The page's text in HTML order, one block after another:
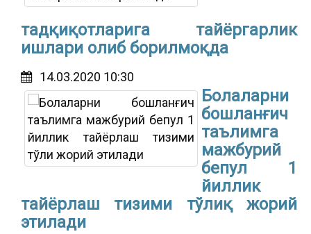
тадқиқотларига тайёргарлик
ишлари олиб борилмоқда
14.03.2020 10:30
Болаларни
бошланғич
таълимга
мажбурий
бепул 1
йиллик
тайёрлаш тизими тўлиқ жорий
этилади